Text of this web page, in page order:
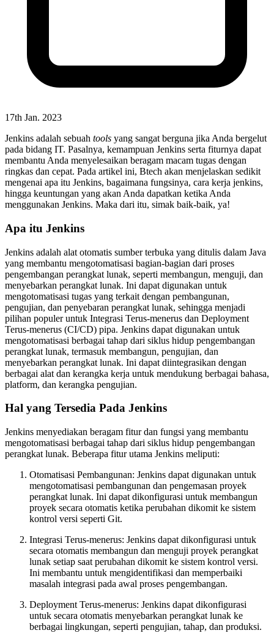
17th Jan. 2023
Jenkins adalah sebuah tools yang sangat berguna jika Anda bergelut
pada bidang IT. Pasalnya, kemampuan Jenkins serta fiturnya dapat
membantu Anda menyelesaikan beragam macam tugas dengan
ringkas dan cepat. Pada artikel ini, Btech akan menjelaskan sedikit
mengenai apa itu Jenkins, bagaimana fungsinya, cara kerja jenkins,
hingga keuntungan yang akan Anda dapatkan ketika Anda
menggunakan Jenkins. Maka dari itu, simak baik-baik, ya!
Apa itu Jenkins
Jenkins adalah alat otomatis sumber terbuka yang ditulis dalam Java
yang membantu mengotomatisasi bagian-bagian dari proses
pengembangan perangkat lunak, seperti membangun, menguji, dan
menyebarkan perangkat lunak. Ini dapat digunakan untuk
mengotomatisasi tugas yang terkait dengan pembangunan,
pengujian, dan penyebaran perangkat lunak, sehingga menjadi
pilihan populer untuk Integrasi Terus-menerus dan Deployment
Terus-menerus (CI/CD) pipa. Jenkins dapat digunakan untuk
mengotomatisasi berbagai tahap dari siklus hidup pengembangan
perangkat lunak, termasuk membangun, pengujian, dan
menyebarkan perangkat lunak. Ini dapat diintegrasikan dengan
berbagai alat dan kerangka kerja untuk mendukung berbagai bahasa,
platform, dan kerangka pengujian.
Hal yang Tersedia Pada Jenkins
Jenkins menyediakan beragam fitur dan fungsi yang membantu
mengotomatisasi berbagai tahap dari siklus hidup pengembangan
perangkat lunak. Beberapa fitur utama Jenkins meliputi:
Otomatisasi Pembangunan: Jenkins dapat digunakan untuk
mengotomatisasi pembangunan dan pengemasan proyek
perangkat lunak. Ini dapat dikonfigurasi untuk membangun
proyek secara otomatis ketika perubahan dikomit ke sistem
kontrol versi seperti Git.
Integrasi Terus-menerus: Jenkins dapat dikonfigurasi untuk
secara otomatis membangun dan menguji proyek perangkat
lunak setiap saat perubahan dikomit ke sistem kontrol versi.
Ini membantu untuk mengidentifikasi dan memperbaiki
masalah integrasi pada awal proses pengembangan.
Deployment Terus-menerus: Jenkins dapat dikonfigurasi
untuk secara otomatis menyebarkan perangkat lunak ke
berbagai lingkungan, seperti pengujian, tahap, dan produksi.